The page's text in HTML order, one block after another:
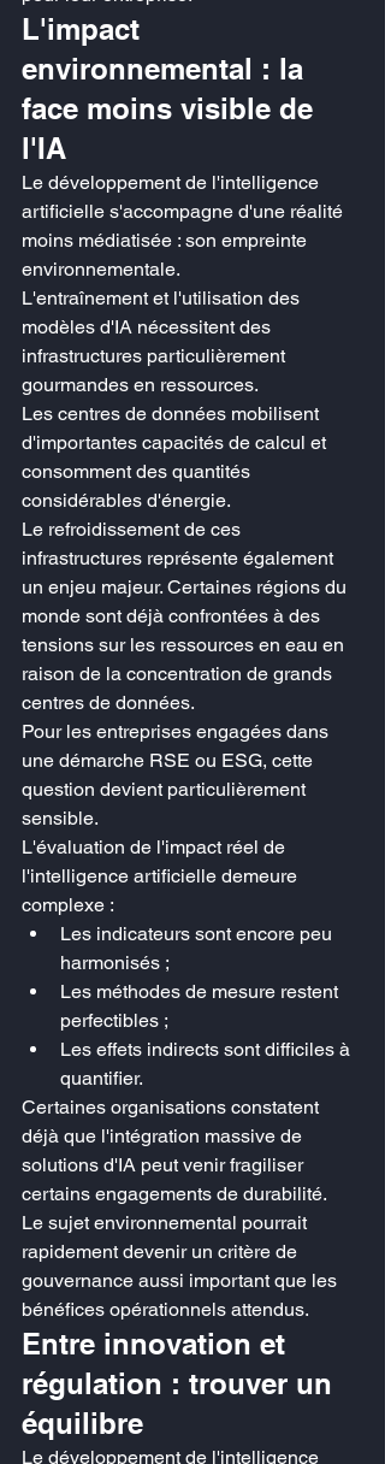
L'impact
environnemental : la
face moins visible de
l'IA
Le développement de l'intelligence
artificielle s'accompagne d'une réalité
moins médiatisée : son empreinte
environnementale.
L'entraînement et l'utilisation des
modèles d'IA nécessitent des
infrastructures particulièrement
gourmandes en ressources.
Les centres de données mobilisent
d'importantes capacités de calcul et
consomment des quantités
considérables d'énergie.
Le refroidissement de ces
infrastructures représente également
un enjeu majeur. Certaines régions du
monde sont déjà confrontées à des
tensions sur les ressources en eau en
raison de la concentration de grands
centres de données.
Pour les entreprises engagées dans
une démarche RSE ou ESG, cette
question devient particulièrement
sensible.
L'évaluation de l'impact réel de
l'intelligence artificielle demeure
complexe :
Les indicateurs sont encore peu
harmonisés ;
Les méthodes de mesure restent
perfectibles ;
Les effets indirects sont difficiles à
quantifier.
Certaines organisations constatent
déjà que l'intégration massive de
solutions d'IA peut venir fragiliser
certains engagements de durabilité.
Le sujet environnemental pourrait
rapidement devenir un critère de
gouvernance aussi important que les
bénéfices opérationnels attendus.
Entre innovation et
régulation : trouver un
équilibre
Le développement de l'intelligence